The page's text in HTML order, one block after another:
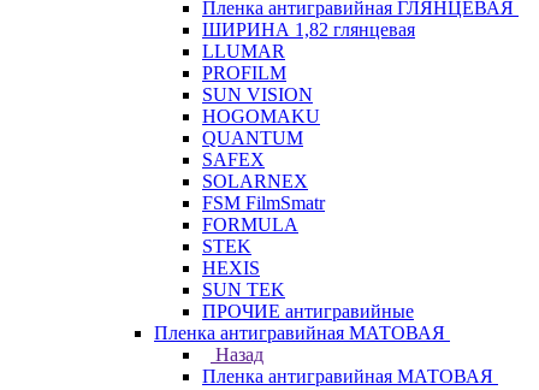
Пленка антигравийная ГЛЯНЦЕВАЯ
ШИРИНА 1,82 глянцевая
LLUMAR
PROFILM
SUN VISION
HOGOMAKU
QUANTUM
SAFEX
SOLARNEX
FSM FilmSmatr
FORMULA
STEK
HEXIS
SUN TEK
ПРОЧИЕ антигравийные
Пленка антигравийная МАТОВАЯ
Назад
Пленка антигравийная МАТОВАЯ